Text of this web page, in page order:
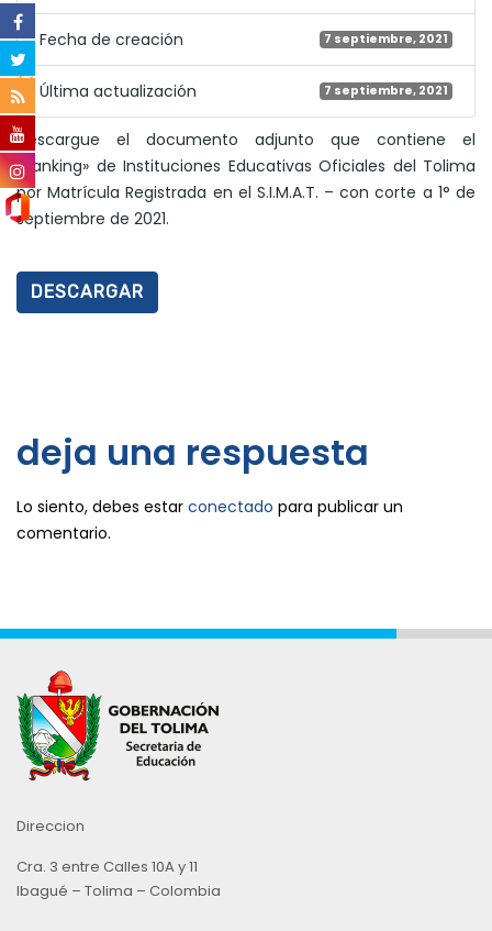
Fecha de creación 7 septiembre, 2021
Última actualización 7 septiembre, 2021
Descargue el documento adjunto que contiene el
«Ranking» de Instituciones Educativas Oficiales del Tolima
por Matrícula Registrada en el S.I.M.A.T. – con corte a 1° de
septiembre de 2021.
DESCARGAR
deja una respuesta
Lo siento, debes estar conectado para publicar un
comentario.
Direccion
Cra. 3 entre Calles 10A y 11
Ibagué – Tolima – Colombia